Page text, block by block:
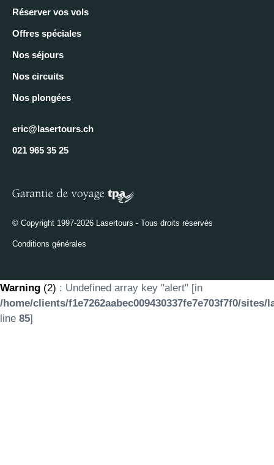
Réserver vos vols
Offres spéciales
Nos séjours
Nos circuits
Nos plongées
eric@lasertours.ch
021 965 35 25
© Copyright 1997-2026 Lasertours - Tous droits réservés
Conditions générales
Warning (2) : Undefined array key "alert" [in
/home/clients/f1e7262aabec009430337fe7e703f7f0/
line 85]